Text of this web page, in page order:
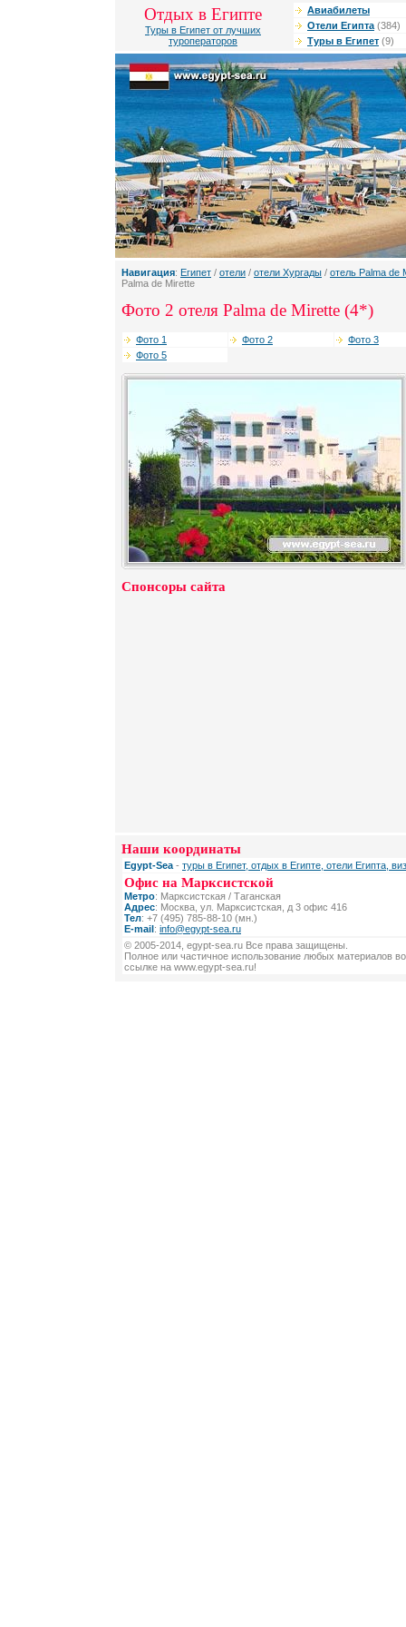
Отдых в Египте
Туры в Египет от лучших
туроператоров
Авиабилеты
Отели Египта (384)
Туры в Египет (9)
Навигация: Египет / отели / отели Хургады / отель Palma de
Palma de Mirette
Фото 2 отеля Palma de Mirette (4*)
Фото 1 Фото 2
Фото 3
Фото 5
Спонсоры сайта
Наши координаты
Egypt-Sea - туры в Египет, отдых в Египте, отели Египта,
Офис на Марксистской
Метро: Марксистская / Таганская
Адрес: Москва, ул. Марксистская, д 3 офис 416
Тел: +7 (495) 785-88-10 (мн.)
E-mail: info@egypt-sea.ru
© 2005-2014, egypt-sea.ru Все права защищены.
Полное или частичное использование любых материалов
ссылке на www.egypt-sea.ru!